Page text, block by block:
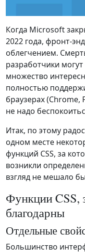
Когда Microsoft
2022 года, фронт-
облегчением.
разработчики
множество
полностью
браузерах (Chrome,
не надо
Итак, по этому
одном месте
функций CSS, за
возникли
взгляд не мешало
Функции CSS,
благодарны
Отдельные
Большинство